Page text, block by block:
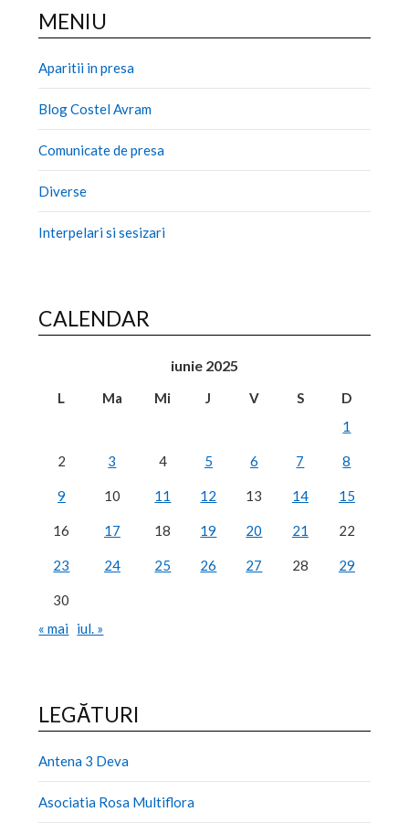
MENIU
Aparitii in presa
Blog Costel Avram
Comunicate de presa
Diverse
Interpelari si sesizari
CALENDAR
iunie 2025
L Ma Mi J V S
D
1
2 3 4 5 6 7 8
9 10 11 12 13 14 15
16 17 18 19 20 21 22
23 24 25 26 27 28 29
30
« mai iul. »
LEGĂTURI
Antena 3 Deva
Asociatia Rosa Multiflora